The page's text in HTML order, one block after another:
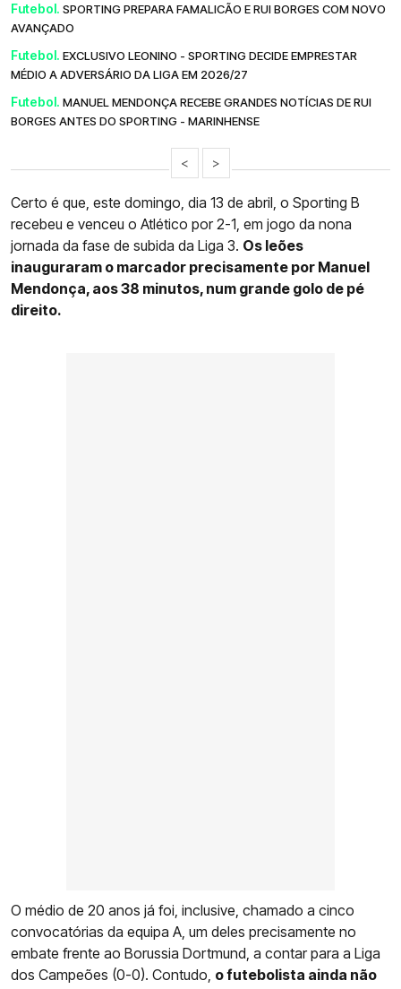
Futebol. SPORTING PREPARA FAMALICÃO E RUI BORGES COM NOVO
AVANÇADO
Futebol. EXCLUSIVO LEONINO - SPORTING DECIDE EMPRESTAR
MÉDIO A ADVERSÁRIO DA LIGA EM 2026/27
Futebol. MANUEL MENDONÇA RECEBE GRANDES NOTÍCIAS DE RUI
BORGES ANTES DO SPORTING - MARINHENSE
< >
Certo é que, este domingo, dia 13 de abril, o Sporting B
recebeu e venceu o Atlético por 2-1, em jogo da nona
jornada da fase de subida da Liga 3. Os leões
inauguraram o marcador precisamente por Manuel
Mendonça, aos 38 minutos, num grande golo de pé
direito.
O médio de 20 anos já foi, inclusive, chamado a cinco
convocatórias da equipa A, um deles precisamente no
embate frente ao Borussia Dortmund, a contar para a Liga
dos Campeões (0-0). Contudo, o futebolista ainda não